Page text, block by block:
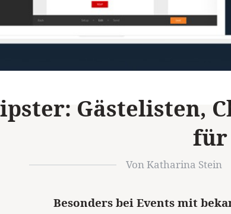
Gästelisten,
für
Von Katharina Stein
Besonders bei Events mit